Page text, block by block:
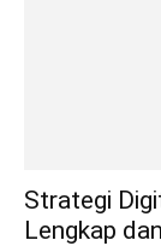
Strategi
Lengkap